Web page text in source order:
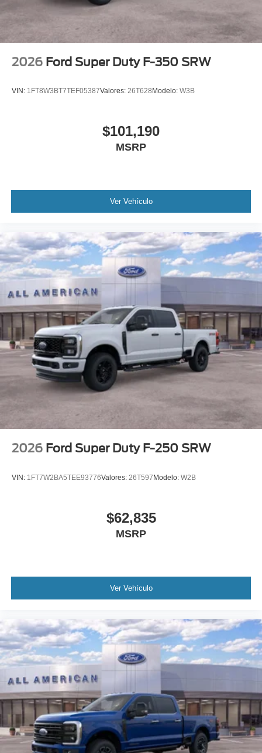
Wheels: 18" Bright Machined & Carbonized Gray Alum
-inc: Painted
2026 Ford Super Duty F-350 SRW
VIN: 1FT8W3BT7TEF05387Valores: 26T628Modelo: W3B
$101,190
MSRP
Ver Vehículo
2026 Ford Super Duty F-250 SRW
VIN: 1FT7W2BA5TEE93776Valores: 26T597Modelo: W2B
$62,835
MSRP
Ver Vehículo